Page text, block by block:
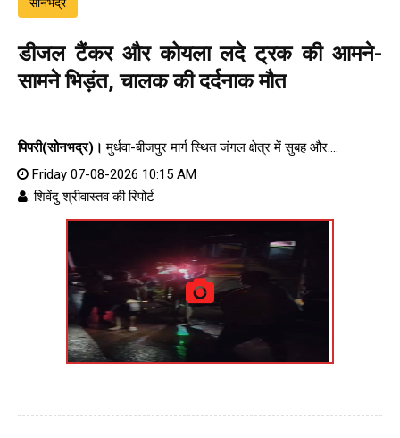
डीजल टैंकर और कोयला लदे ट्रक की आमने-
सामने भिड़ंत, चालक की दर्दनाक मौत
पिपरी(सोनभद्र)। मुर्धवा-बीजपुर मार्ग स्थित जंगल क्षेत्र में सुबह और....
Friday 07-08-2026 10:15 AM
: शिवेंदु श्रीवास्तव की रिपोर्ट